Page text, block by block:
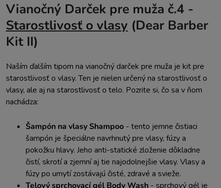
Vianočný Darček pre muža č.4 -
Starostlivosť o vlasy (Dear Barber
Kit II)
Naším ďalším tipom na vianočný darček pre muža je kit pre
starostlivosť o vlasy. Ten je nielen určený na starostlivosť o
vlasy, ale aj na starostlivosť o telo. Pozrite si, čo sa v ňom
nachádza:
Šampón na vlasy Shampoo - tento jemne čistiaci
šampón je špeciálne navrhnutý pre vlasy, fúzy a
pokožku hlavy. Jeho anti-statické zloženie dôkladne
čistí, skrotí a zjemní aj tie najodolnejšie vlasy. Vlasy a
fúzy po umytí zostávajú čisté, zdravé a svieže.
Telový sprchovací gél Body Wash - sprchový gél je